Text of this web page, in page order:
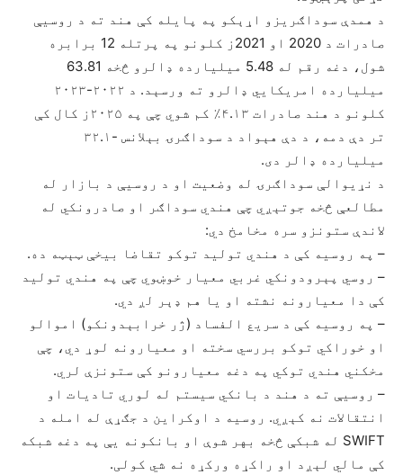
د همدې سوداګريزو اړېکو په پایله کې هند ته د روسيې
صادرات د 2020 او 2021ز کلونو په پرتله 12 برابره
شول، دغه رقم له 5.48 میلیارده ډالرو څخه 63.81
میلیارده امریکایي ډالرو ته ورسېد. د ۲۰۲۲-۲۰۲۳
کلونو د هند صادرات ۴.۱۳٪ کم شوي چې په ۲۰۲۵ز کال کې
تر دې دمه، د دې هېواد د سوداګرۍ بېلانس -۳۲.۱
میلیارده ډالر دی.
د نړیوالې سوداګرۍ له وضعیت او د روسیې د بازار له
مطالعې څخه جوتېږي چې هندي سوداګر او صادرونکي له
لاندې ستونزو سره مخامخ دي:
– په روسیه کې د هندي تولید توکو تقاضا بیخې ټېټه ده.
– روسي پېرودونکي غربي معیار خوښوي چې په هندي تولید
کې دا معیارونه نشته او یا هم ډېر لږ دي.
– په روسیه کې د سریع الفساد (ژر خرابېدونکو) اموالو
او خوراکي توکو بررسي سخته او معیارونه لوړ دي، چې
مخکني هندي توکي په دغه معیارونو کې ستونزې لري.
– روسیې ته د هند د بانکي سیستم له لوري تادیات او
انتقالات نه کېږي. روسيه د اوکراین د جګړې له امله د
SWIFT له شبکې څخه بهر شوې او بانکونه یې په دغه شبکه
کې مالي لېږد او راکړه ورکړه نه شي کولی.